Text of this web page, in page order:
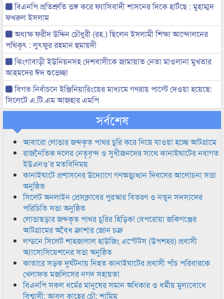
বিএনপি প্রতিশ্রুতি ভঙ্গ করে ফ্যাসিবাদী শাসনের দিকে হাটঁছে : মুহাম্মদ
ফখরুল ইসলাম
অধ্যক্ষ ফরীদ উদ্দিন চৌধুরী (রহ.) ছিলেন ইসলামী শিক্ষা আন্দোলনের
পথিকৃৎ : লুৎফুর রহমান হুমায়দী
ঝিংগাবাড়ী ইউনিয়নসহ দেশবাসীকে জামায়াত নেতা মাওলানা মুখতার
আহমদের ঈদ শুভেচ্ছা
বিগত নির্বাচনে ইঞ্জিনিয়ারিংয়ের মাধ্যমে গণরায় পাল্টে দেওয়া হয়েছে:
সিলেটে এ.টি.এম আজহার এমপি
সর্বশেষ
আবারো লোভার জব্দকৃত পাথর চুরি করে নিয়ে যাওয়া হচ্ছে আটগ্রামে
রাজনৈতিক দলের নেতৃবৃন্দ ও সুধীজনদের সাথে কানাইঘাটের নবাগত
ইউএনও’র মতবিনিময়
কানাইঘাটে প্রশাসনের উদ্যোগে গণঅভ্যুত্থান দিবসের আলোচনা সভা
অনুষ্ঠিত
সিলেট অনলাইন প্রেসক্লাবের পুরস্কার বিতরণ ও নতুন সদস্যদের
পরিচিতি সভা অনুষ্ঠিত
লোভাছড়ার জব্দকৃত পাথর চুরির হিড়িক! বেপরোয়া জকিগঞ্জের
আটগ্রামের অবৈধ ক্রাশার জোন চক্র
লন্ডনে সিলেট শাহজালাল হাউজিং এস্টেটস (উপশহর) প্রবাসী
অ্যাসোসিয়েশনের সভা অনুষ্ঠিত
কাতারে সড়ক দুর্ঘটনায় নিহত কানাইঘাটের প্রবাসী পাঁচ পরিবারকে
খেলাফত মজলিসের নগদ সহায়তা
বিএনপি সকল ধর্মের মানুষের সমান অধিকার ও ধর্মীয় মুল্যবোধে
বিশ্বাসী: আবুল কাহের চৌ: শামিম